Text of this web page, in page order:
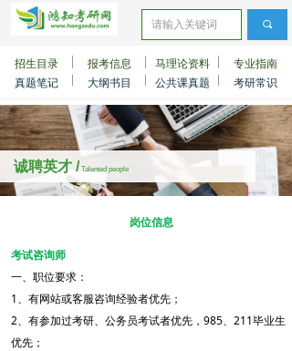
真题笔记 大纲书目 公共课真题 考研常识
招生目录 报考信息 马理论资料 专业指南
끠
诚聘英才 / Talented people
岗位信息
考试咨询师
一、职位要求：
1、有网站或客服咨询经验者优先；
2、有参加过考研、公务员考试者优先，985、211毕业生
优先；